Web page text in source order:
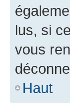
lus, si
vous
Haut